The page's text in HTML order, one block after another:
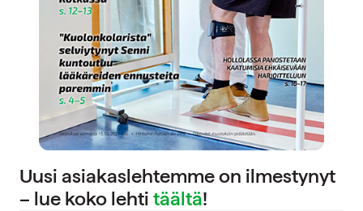
Uusi asiakaslehtemme on ilmestynyt
– lue koko lehti täältä!